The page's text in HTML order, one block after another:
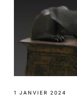
1 JANVIER 2024